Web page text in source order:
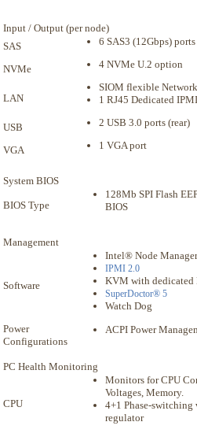
Input / Output (per node)
SAS
6 SAS3 (12Gbps) ports
NVMe 4 NVMe U.2 option
LAN
SIOM flexible
1 RJ45 Dedicated
USB 2 USB 3.0 ports (rear)
VGA 1 VGA port
System BIOS
BIOS Type
128Mb SPI Flash
BIOS
Management
Software
Intel® Node Manager
IPMI 2.0
KVM with dedicated
SuperDoctor® 5
Watch Dog
Power
Configurations
ACPI Power
PC Health Monitoring
CPU
Monitors for CPU
Voltages, Memory.
4+1 Phase-switching
regulator